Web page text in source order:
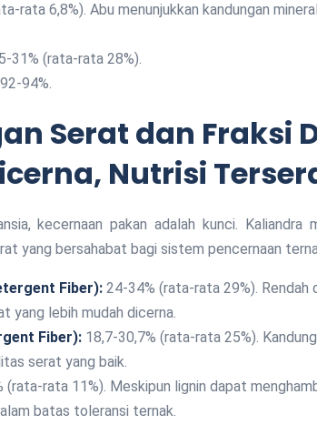
rata 6,8%). Abu menunjukkan kandungan
31% (rata-rata 28%).
92-94%.
Serat dan Fraksi
Nutrisi
kecernaan pakan adalah kunci. Kaliandra
yang bersahabat bagi sistem pencernaan
Fiber): 24-34% (rata-rata 29%). Rendah
yang lebih mudah dicerna.
Fiber): 18,7-30,7% (rata-rata 25%).
serat yang baik.
(rata-rata 11%). Meskipun lignin dapat
batas toleransi ternak.